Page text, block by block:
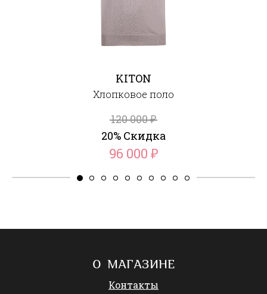
KITON
Хлопковое поло
120 000₽
20% Скидка
96 000 ₽
О МАГАЗИНЕ
Контакты